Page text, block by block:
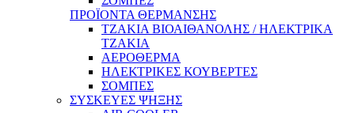
ΠΡΟΪΟΝΤΑ ΘΕΡΜΑΝΣΗΣ
ΤΖΑΚΙΑ ΒΙΟΑΙΘΑΝΟΛΗΣ / ΗΛΕΚΤΡΙΚΑ
ΤΖΑΚΙΑ
ΑΕΡΟΘΕΡΜΑ
ΗΛΕΚΤΡΙΚΕΣ ΚΟΥΒΕΡΤΕΣ
ΣΟΜΠΕΣ
ΣΥΣΚΕΥΕΣ ΨΗΞΗΣ